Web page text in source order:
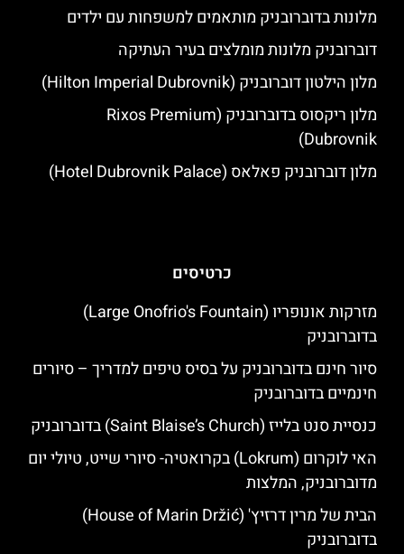
מלונות בדוברובניק מותאמים למשפחות עם ילדים
דוברובניק מלונות מומלצים בעיר העתיקה
מלון הילטון דוברובניק (Hilton Imperial Dubrovnik)
מלון ריקסוס בדוברובניק (Rixos Premium
Dubrovnik)
מלון דוברובניק פאלאס (Hotel Dubrovnik Palace)
כרטיסים
מזרקות אונופריו (Large Onofrio's Fountain)
בדוברובניק
סיור חינם בדוברובניק על בסיס טיפים למדריך – סיורים
חינמיים בדוברובניק
כנסיית סנט בלייז (Saint Blaise’s Church) בדוברובניק
האי לוקרום (Lokrum) בקרואטיה- סיורי שייט, טיולי יום
מדוברובניק, המלצות
הבית של מרין דרזיץ' (House of Marin Držić)
בדוברובניק